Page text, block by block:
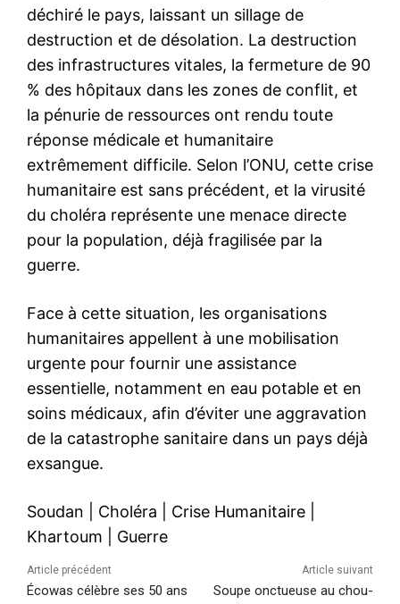
déchiré le pays, laissant un sillage de
destruction et de désolation. La destruction
des infrastructures vitales, la fermeture de 90
% des hôpitaux dans les zones de conflit, et
la pénurie de ressources ont rendu toute
réponse médicale et humanitaire
extrêmement difficile. Selon l’ONU, cette crise
humanitaire est sans précédent, et la virusité
du choléra représente une menace directe
pour la population, déjà fragilisée par la
guerre.
Face à cette situation, les organisations
humanitaires appellent à une mobilisation
urgente pour fournir une assistance
essentielle, notamment en eau potable et en
soins médicaux, afin d’éviter une aggravation
de la catastrophe sanitaire dans un pays déjà
exsangue.
Soudan Choléra Crise Humanitaire
Khartoum
Guerre
Article précédent
Écowas célèbre ses 50 ans
Article suivant
Soupe onctueuse au chou-